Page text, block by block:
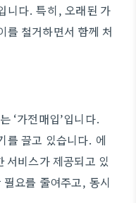
니다. 특히, 오래된 가
를 철거하면서 함께 처
‘가전매입’입니다.
를 끌고 있습니다. 에
서비스가 제공되고 있
요를 줄여주고, 동시